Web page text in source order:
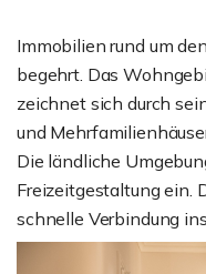
Immobilien rund um den
begehrt. Das
zeichnet sich durch
und
Die ländliche
Freizeitgestaltung ein.
schnelle Verbindung